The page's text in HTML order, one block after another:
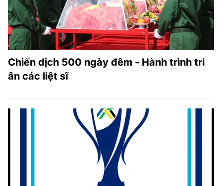
Chiến dịch 500 ngày đêm - Hành trình tri
ân các liệt sĩ